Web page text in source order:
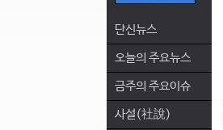
단신뉴스
오늘의 주요뉴스
금주의 주요이슈
사설(社說)